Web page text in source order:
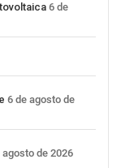
6 de
6 de agosto de
agosto de 2026